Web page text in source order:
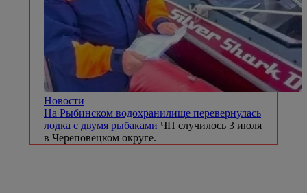
Новости
На Рыбинском водохранилище перевернулась
лодка с двумя рыбаками ЧП случилось 3 июля
в Череповецком округе.